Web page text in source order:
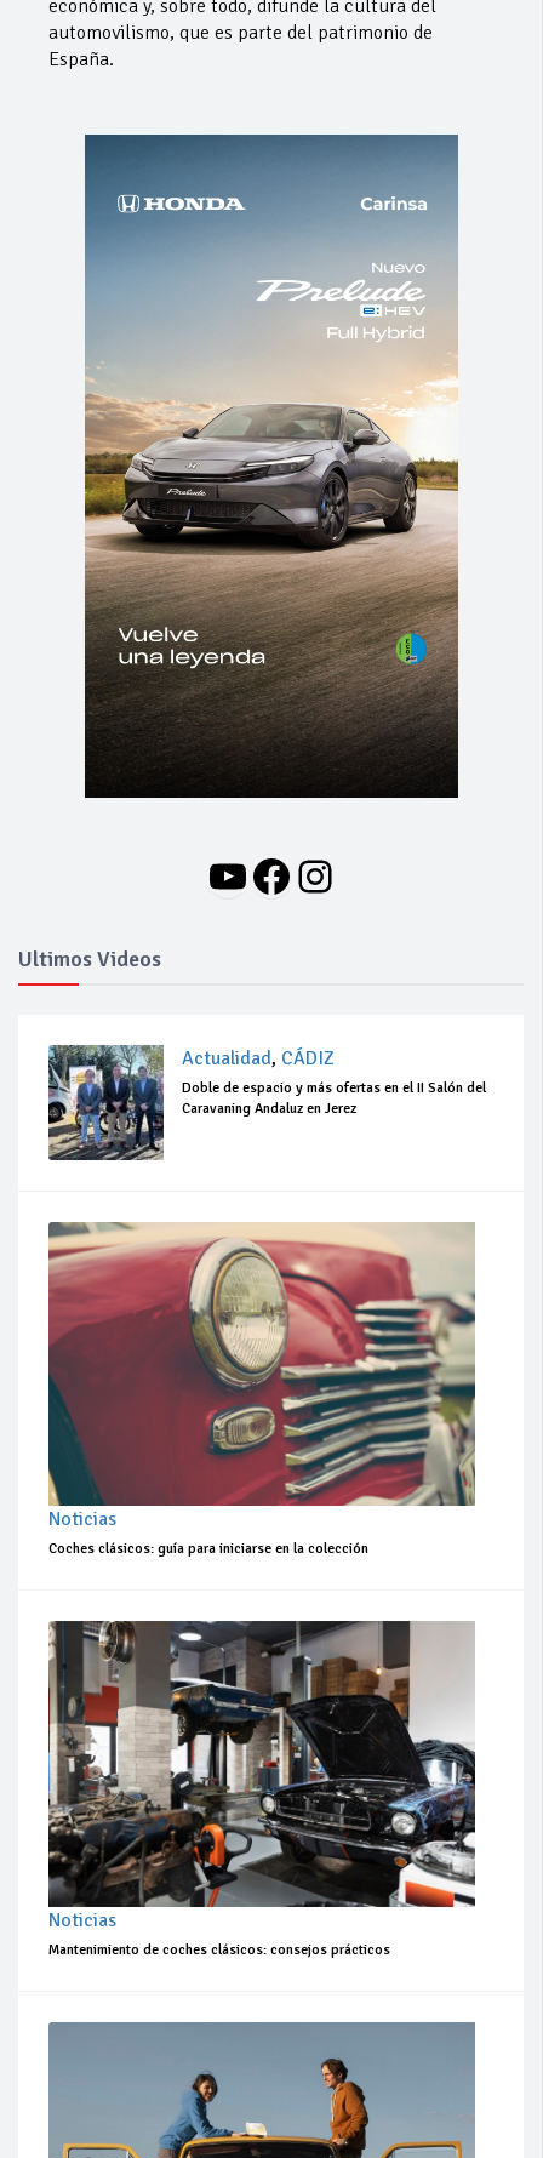
económica y, sobre todo, difunde la cultura del
automovilismo, que es parte del patrimonio de
España.
YouTube
Facebook
Instagram
Ultimos Videos
Actualidad, CÁDIZ
Doble de espacio y más ofertas en el II Salón del
Caravaning Andaluz en Jerez
Noticias
Coches clásicos: guía para iniciarse en la colección
Noticias
Mantenimiento de coches clásicos: consejos prácticos